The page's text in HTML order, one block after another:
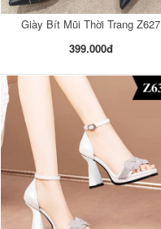
Giày Bít Mũi Thời Trang Z627
399.000đ